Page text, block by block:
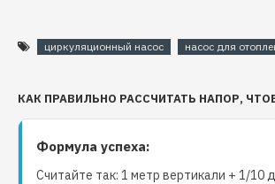
Напряжение: 220-240 В
Тип двигателя: асинхронный,
циркуляционный насос насос для
КАК ПРАВИЛЬНО РАССЧИТАТЬ НАПОР,
Формула успеха:
Считайте так: 1 метр вертикали + 1/10